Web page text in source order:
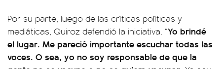
Por su parte, luego de las críticas políticas y
mediáticas, Quiroz defendió la iniciativa. “Yo brindé
el lugar. Me pareció importante escuchar todas las
voces. O sea, yo no soy responsable de que la